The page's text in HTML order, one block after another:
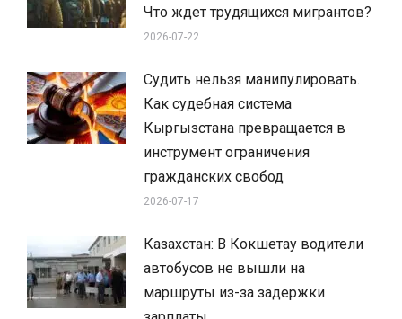
Что ждет трудящихся мигрантов?
2026-07-22
Судить нельзя манипулировать.
Как судебная система
Кыргызстана превращается в
инструмент ограничения
гражданских свобод
2026-07-17
Казахстан: В Кокшетау водители
автобусов не вышли на
маршруты из-за задержки